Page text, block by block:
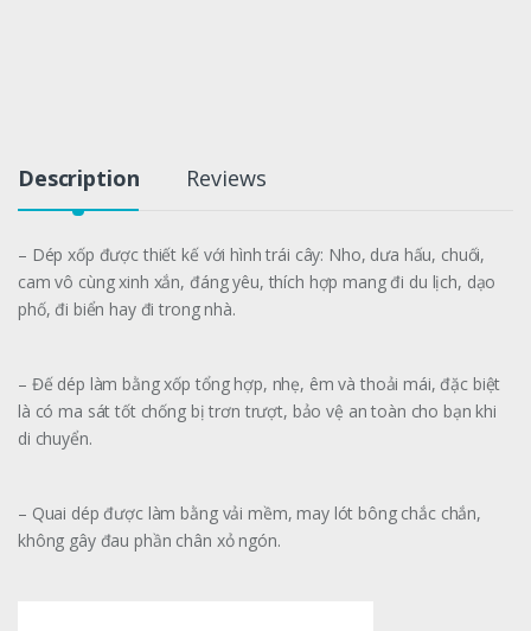
Description Reviews
– Dép xốp được thiết kế với hình trái cây: Nho, dưa hấu, chuối,
cam vô cùng xinh xắn, đáng yêu, thích hợp mang đi du lịch, dạo
phố, đi biển hay đi trong nhà.
– Đế dép làm bằng xốp tổng hợp, nhẹ, êm và thoải mái, đặc biệt
là có ma sát tốt chống bị trơn trượt, bảo vệ an toàn cho bạn khi
di chuyển.
– Quai dép được làm bằng vải mềm, may lót bông chắc chắn,
không gây đau phần chân xỏ ngón.